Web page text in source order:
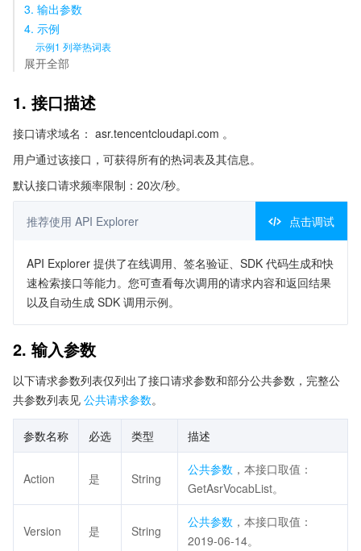
3. 输出参数
4. 示例
示例1 列举热词表
展开全部
1. 接口描述
接口请求域名： asr.tencentcloudapi.com 。
用户通过该接口，可获得所有的热词表及其信息。
默认接口请求频率限制：20次/秒。
推荐使用 API Explorer 点击调试
API Explorer 提供了在线调用、签名验证、SDK 代码生成和快
速检索接口等能力。您可查看每次调用的请求内容和返回结果
以及自动生成 SDK 调用示例。
2. 输入参数
以下请求参数列表仅列出了接口请求参数和部分公共参数，完整公
共参数列表见 公共请求参数。
参数名称 必选 类型 描述
Action 是 String
公共参数 ，本接口取值：
GetAsrVocabList。
Version 是 String
公共参数 ，本接口取值：
2019-06-14。